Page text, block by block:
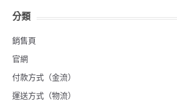
分類
銷售頁
官網
付款方式（金流）
運送方式（物流）